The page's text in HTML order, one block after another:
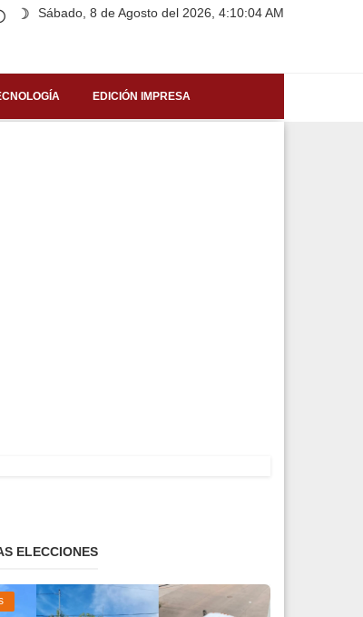
Sábado, 8 de Agosto del 2026, 4:10:04 AM
☽
EDICIÓN IMPRESA
ELECCIONES